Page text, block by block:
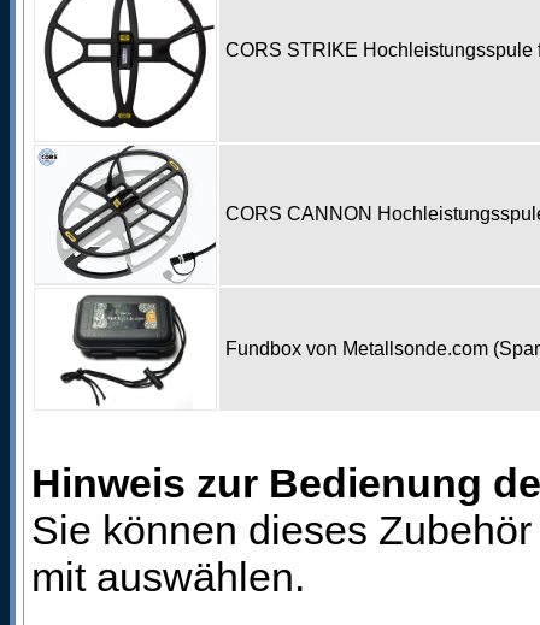
CORS STRIKE
CORS CANNON
Fundbox von Metallsonde.com
Hinweis zur Bedienung
Sie können dieses
mit auswählen.